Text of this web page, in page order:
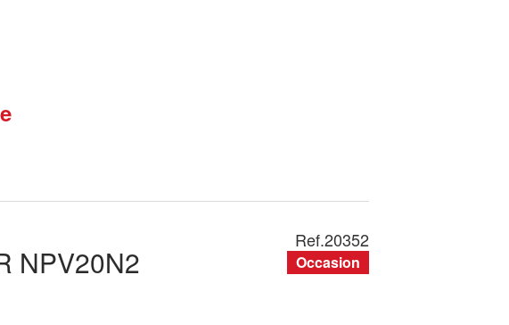
NPV20N2
Ref.20352
Occasion